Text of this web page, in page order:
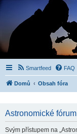
Smartfeed FAQ
Domů Obsah fóra
Astronomické
Svým přístupem na